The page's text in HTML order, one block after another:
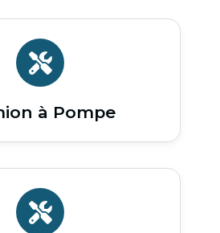
à Pompe